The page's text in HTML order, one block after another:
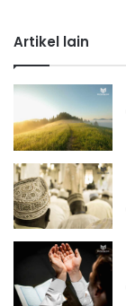
Artikel lain